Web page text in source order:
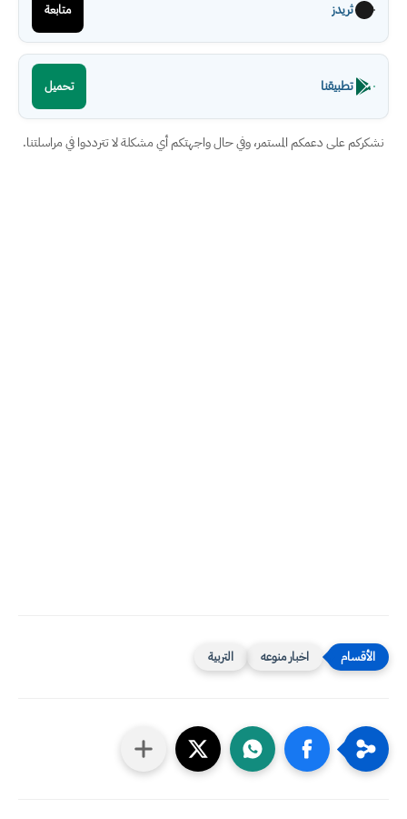
ثريدز متابعة
تطبيقنا تحميل
نشكركم على دعمكم المستمر، وفي حال واجهتكم أي مشكلة لا تترددوا في مراسلتنا.
اخبار منوعه التربية